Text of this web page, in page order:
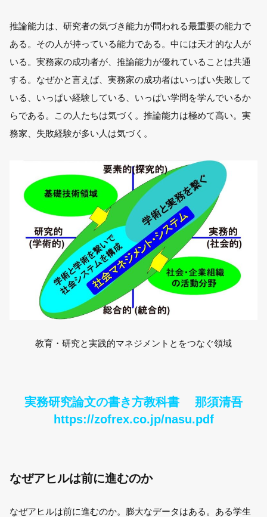
推論能力は、研究者の気づき能力が問われる最重要の能力で
ある。その人が持っている能力である。中には天才的な人が
いる。実務家の成功者が、推論能力が優れていることは共通
する。なぜかと言えば、実務家の成功者はいっぱい失敗して
いる、いっぱい経験している、いっぱい学問を学んでいるか
らである。この人たちは気づく。推論能力は極めて高い。実
務家、失敗経験が多い人は気づく。
教育・研究と実践的マネジメントとをつなぐ領域
実務研究論文の書き方教科書 那須清吾
https://zofrex.co.jp/nasu.pdf
なぜアヒルは前に進むのか
なぜアヒルは前に進むのか。膨大なデータはある。ある学生